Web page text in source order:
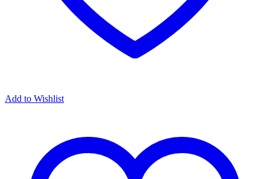
Add to Wishlist